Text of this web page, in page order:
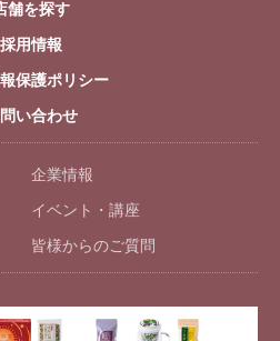
舗を探す
採用情報
保護ポリシー
い合わせ
企業情報
イベント・講座
皆様からのご質問